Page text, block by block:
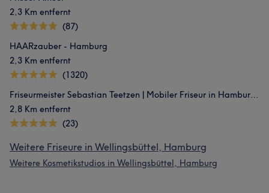
2,3 Km entfernt
(87)
HAARzauber - Hamburg
2,3 Km entfernt
(1320)
Friseurmeister Sebastian Teetzen | Mobiler Friseur in Hamburg & Salontermine in Bramfeld
2,8 Km entfernt
(23)
Weitere Friseure in Wellingsbüttel, Hamburg
Weitere Kosmetikstudios in Wellingsbüttel, Hamburg